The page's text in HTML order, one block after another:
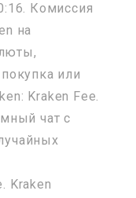
Комиссия
на
или
Kraken Fee.
чат с
Kraken